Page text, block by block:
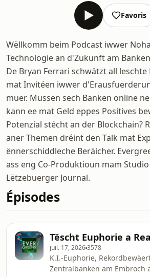
Favoris
Wëllkomm beim Podcast iwwer
Technologie an d'Zukunft am
De Bryan Ferrari schwätzt all
mat Invitéen iwwer
muer. Mussen sech Banken online
kann ee mat Geld eppes Positives
Potenzial stécht an der Blockchain?
aner Themen dréint den Talk mat
ënnerschiddleche Beräicher.
ass eng Co-Produktioun mam Studio
Lëtzebuerger Journal.
Épisodes
Tëscht Euphorie a
juil. 17, 20263578
K.I.-Euphorie,
Zentralbanken am Ëmbroch